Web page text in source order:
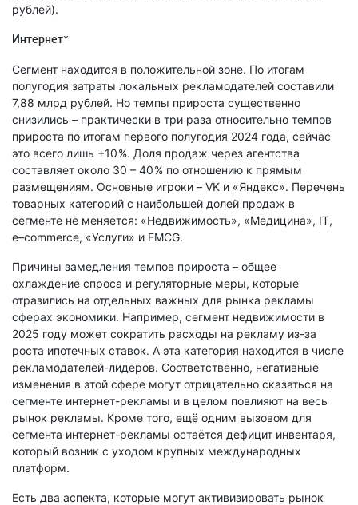
рублей).
Интернет*
Сегмент находится в положительной зоне. По итогам
полугодия затраты локальных рекламодателей составили
7,88 млрд рублей. Но темпы прироста существенно
снизились – практически в три раза относительно темпов
прироста по итогам первого полугодия 2024 года, сейчас
это всего лишь +10 %. Доля продаж через агентства
составляет около 30 – 40 % по отношению к прямым
размещениям. Основные игроки – VK и «Яндекс». Перечень
товарных категорий с наибольшей долей продаж в
сегменте не меняется: «Недвижимость», «Медицина», IT,
e–commerce, «Услуги» и FMCG.
Причины замедления темпов прироста – общее
охлаждение спроса и регуляторные меры, которые
отразились на отдельных важных для рынка рекламы
сферах экономики. Например, сегмент недвижимости в
2025 году может сократить расходы на рекламу из-за
роста ипотечных ставок. А эта категория находится в числе
рекламодателей-лидеров. Соответственно, негативные
изменения в этой сфере могут отрицательно сказаться на
сегменте интернет-рекламы и в целом повлияют на весь
рынок рекламы. Кроме того, ещё одним вызовом для
сегмента интернет-рекламы остаётся дефицит инвентаря,
который возник с уходом крупных международных
платформ.
Есть два аспекта, которые могут активизировать рынок